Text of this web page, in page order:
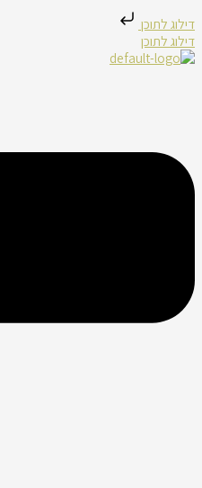
דילוג לתוכן
דילוג לתוכן